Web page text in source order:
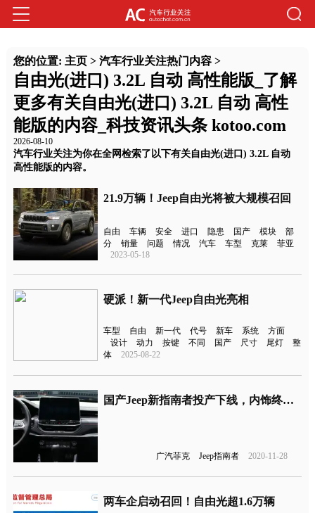
您的位置: 主页> 汽车行业关注热门内容>
自由光(进口) 3.2L 自动 高性能版_了解
更多有关自由光(进口) 3.2L 自动 高性
能版的内容_科技资讯头条 kotoo.com
2026-08-10
汽车行业关注为你在全网检索了以下有关自由光(进口) 3.2L 自动
高性能版的内容。
21.9万辆！Jeep自由光将被大规模召回
自由 车辆 安全 进口 隐患 国产 模块
部
分
销量 问题 情况 汽车 车型 克莱
菲亚
2023-05-18
硬派！新一代Jeep自由光亮相
车型 自由 新一代 代号 新车 系统
方面
设计
动力 按键 不同 国产 尺寸 尾灯
整
体
2025-08-22
国产Jeep新指南者投产下线，内饰终于改了
广汽菲克 Jeep指南者 2020-11-28
两车企启动召回！自由光超1.6万辆